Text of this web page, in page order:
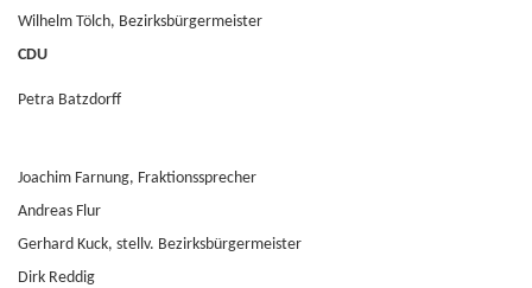
Wilhelm Tölch, Bezirksbürgermeister
CDU
Petra Batzdorff
Joachim Farnung, Fraktionssprecher
Andreas Flur
Gerhard Kuck, stellv. Bezirksbürgermeister
Dirk Reddig